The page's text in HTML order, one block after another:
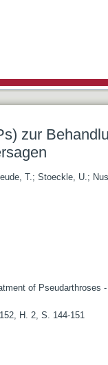
–
zur
T.; Stoeckle, U.;
of Pseudarthroses -
H. 2, S. 144-151